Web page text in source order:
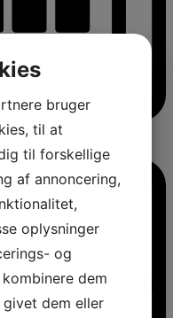
bruger
til at
til forskellige
af annoncering,
oplysninger
og
dem
dem eller